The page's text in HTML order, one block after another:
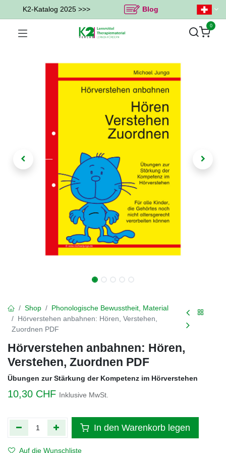
K2-Katalog 2025 >>> Blog
0
Shop
Phonologische Bewusstheit, Material
Hörverstehen anbahnen: Hören, Verstehen,
Zuordnen PDF
Hörverstehen anbahnen: Hören,
Verstehen, Zuordnen PDF
Übungen zur Stärkung der Kompetenz im Hörverstehen
10,30 CHF Inklusive MwSt.
In den Warenkorb legen
Auf die Wunschliste